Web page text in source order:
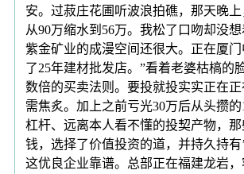
安。过菽庄花圃听波浪拍礁，那天晚
从90万缩水到56万。我松了口吻却没
紫金矿业的成漫空间还很大。正在厦
了25年建材批发店。”看着老婆枯槁的
数倍的买卖法则。要投就投实实正在
需焦炙。加上之前亏光30万后从头攒
杠杆、远离本人看不懂的投契产物，
钱，选择了价值投资的道，并持久持有
这优良企业靠谱。总部正在福建龙岩，